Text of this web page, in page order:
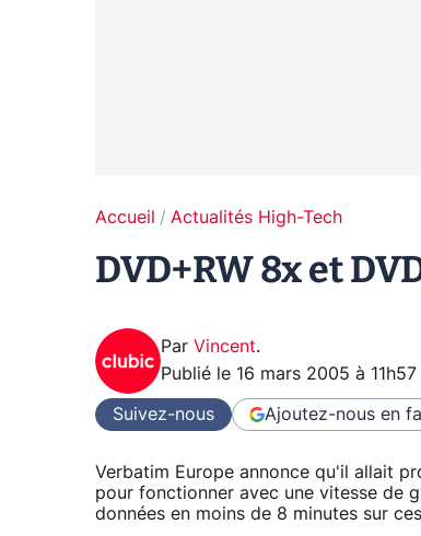
Accueil Actualités High-Tech
DVD+RW 8x et
Par Vincent.
Publié le 16 mars 2005 à 11h57
Suivez-nous Ajoutez-nous en
Verbatim Europe annonce qu'il allait
pour fonctionner avec une vitesse de
données en moins de 8 minutes sur